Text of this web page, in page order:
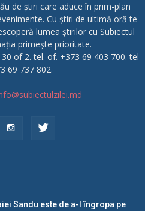
de știri care aduce în prim-plan
Cu știri de ultimă oră te
lumea știrilor cu Subiectul
primește prioritate.
of 2. tel. of. +373 69 403 700. tel
69 737 802.
Sandu este de a-l îngropa pe